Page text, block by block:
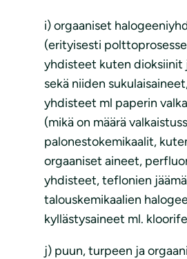
i) orgaaniset
(erityisesti
yhdisteet kuten dioksiinit
sekä niiden
yhdisteet ml paperin
(mikä on määrä
palonestokemikaalit,
orgaaniset aineet,
yhdisteet, teflonien
talouskemikaalien
kyllästysaineet ml.
j) puun, turpeen ja